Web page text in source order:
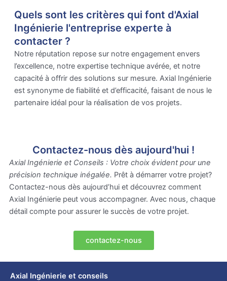
Quels sont les critères qui font d'Axial
Ingénierie l'entreprise experte à
contacter ?
Notre réputation repose sur notre engagement envers
l’excellence, notre expertise technique avérée, et notre
capacité à offrir des solutions sur mesure. Axial Ingénierie
est synonyme de fiabilité et d’efficacité, faisant de nous le
partenaire idéal pour la réalisation de vos projets.
Contactez-nous dès aujourd'hui !
Axial Ingénierie et Conseils : Votre choix évident pour une
précision technique inégalée. Prêt à démarrer votre projet?
Contactez-nous dès aujourd’hui et découvrez comment
Axial Ingénierie peut vous accompagner. Avec nous, chaque
détail compte pour assurer le succès de votre projet.
contactez-nous
Axial Ingénierie et conseils